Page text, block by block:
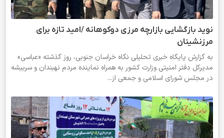
نوید بازگشایی بازارچه مرزی دوکوهانه /امید تازه برای
مرزنشینان
به گزارش پایگاه خبری تحلیلی نگاه خراسان جنوبی، روز گذشته «عباسی»
مدیرکل دفتر امنیتی وزارت کشور به همراه نماینده مردم نهبندان و سربیشه
در مجلس شورای اسلامی و جمعی از...